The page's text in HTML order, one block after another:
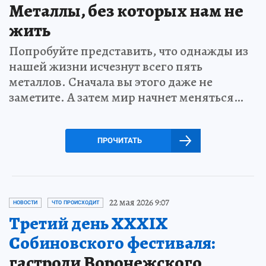
Металлы, без которых нам не
жить
Попробуйте представить, что однажды из
нашей жизни исчезнут всего пять
металлов. Сначала вы этого даже не
заметите. А затем мир начнет меняться…
ПРОЧИТАТЬ
НОВОСТИ ЧТО ПРОИСХОДИТ 22 мая 2026 9:07
Третий день XXXIX
Собиновского фестиваля: